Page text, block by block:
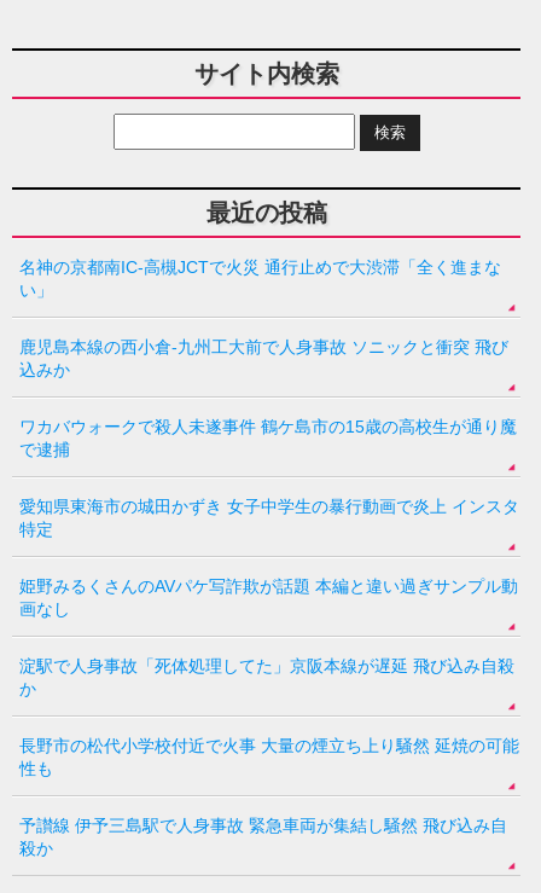
サイト内検索
最近の投稿
名神の京都南IC-高槻JCTで火災 通行止めで大渋滞「全く進まな
い」
鹿児島本線の西小倉-九州工大前で人身事故 ソニックと衝突 飛び
込みか
ワカバウォークで殺人未遂事件 鶴ケ島市の15歳の高校生が通り魔
で逮捕
愛知県東海市の城田かずき 女子中学生の暴行動画で炎上 インスタ
特定
姫野みるくさんのAVパケ写詐欺が話題 本編と違い過ぎサンプル動
画なし
淀駅で人身事故「死体処理してた」京阪本線が遅延 飛び込み自殺
か
長野市の松代小学校付近で火事 大量の煙立ち上り騒然 延焼の可能
性も
予讃線 伊予三島駅で人身事故 緊急車両が集結し騒然 飛び込み自
殺か